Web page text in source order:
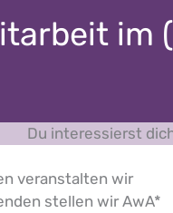
im
Du interessierst
veranstalten wir
stellen wir AwA*